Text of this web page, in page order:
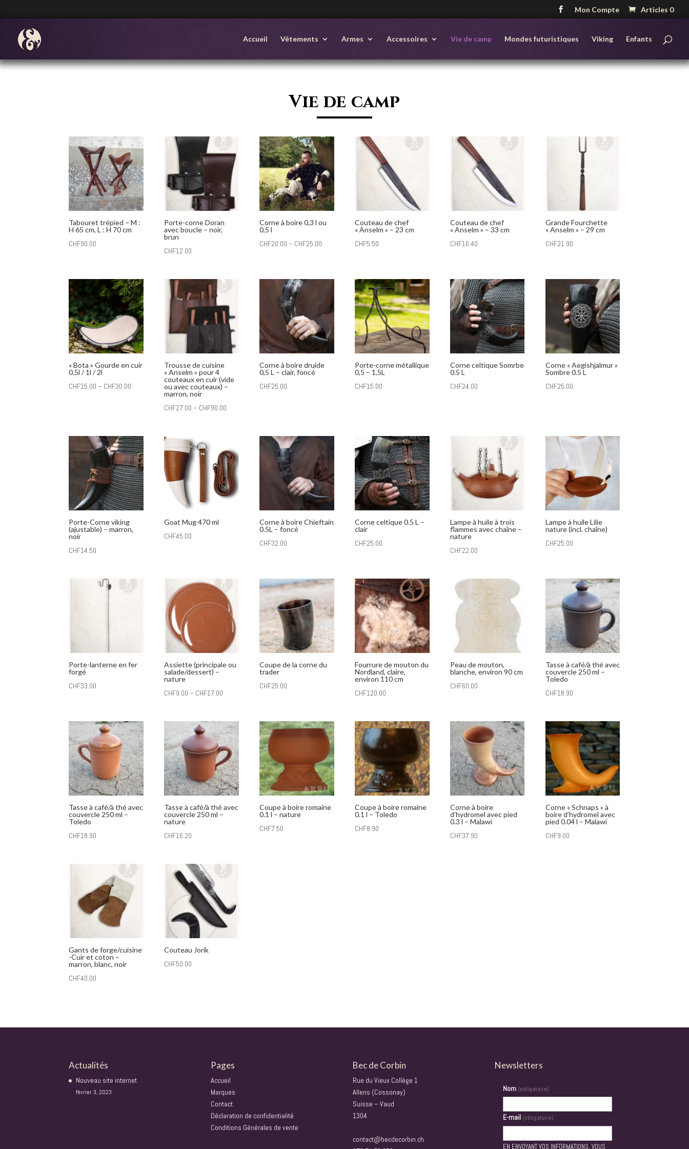
Mon Compte Articles 0
Accueil Vêtements Armes Accessoires Vie de camp Mondes futuristiques Viking Enfants
Vie de camp
Tabouret trépied – M :
H 65 cm, L : H 70 cm
CHF90.00
Porte-corne Doran
avec boucle – noir,
brun
CHF12.00
Corne à boire 0,3 l ou
0,5 l
CHF20.00 – CHF25.00
Couteau de chef
« Anselm » – 23 cm
CHF5.50
Couteau de chef
« Anselm » – 33 cm
CHF16.40
Grande Fourchette
« Anselm » – 29 cm
CHF21.90
« Bota » Gourde en cuir
0.5l / 1l / 2l
CHF15.00 – CHF30.00
Trousse de cuisine
« Anselm » pour 4
couteaux en cuir (vide
ou avec couteaux) –
marron, noir
CHF27.00 – CHF90.00
Corne à boire druide
0,5 L – clair, foncé
CHF25.00
Porte-corne métallique
0,5 – 1,5L
CHF15.00
Corne celtique Somrbe
0.5 L
CHF24.00
Corne « Aegishjalmur »
Sombre 0.5 L
CHF25.00
Porte-Corne viking
(ajustable) – marron,
noir
CHF14.50
Goat Mug 470 ml
CHF45.00
Corne à boire Chieftain
0.5L – foncé
CHF32.00
Corne celtique 0.5 L –
clair
CHF25.00
Lampe à huile à trois
flammes avec chaîne –
nature
CHF22.00
Lampe à huile Lilie
nature (incl. chaîne)
CHF25.00
Porte-lanterne en fer
forgé
CHF33.00
Assiette (principale ou
salade/dessert) –
nature
CHF9.00 – CHF17.00
Coupe de la corne du
trader
CHF25.00
Fourrure de mouton du
Nordland, claire,
environ 110 cm
CHF120.00
Peau de mouton,
blanche, environ 90 cm
CHF60.00
Tasse à café/à thé avec
couvercle 250 ml –
Toledo
CHF18.90
Tasse à café/à thé avec
couvercle 250 ml –
Toledo
CHF18.90
Tasse à café/à thé avec
couvercle 250 ml –
nature
CHF16.20
Coupe à boire romaine
0.1 l – nature
CHF7.50
Coupe à boire romaine
0.1 l – Toledo
CHF8.90
Corne à boire
d’hydromel avec pied
0.3 l – Malawi
CHF37.90
Corne « Schnaps » à
boire d’hydromel avec
pied 0.04 l – Malawi
CHF9.00
Gants de forge/cuisine
-Cuir et coton –
marron, blanc, noir
CHF40.00
Couteau Jorik
CHF50.00
Actualités
Nouveau site internet
février 3, 2023
Pages
Accueil
Marques
Contact
Déclaration de confidentialité
Conditions Générales de vente
Bec de Corbin
Rue du Vieux Collège 1
Allens (Cossonay)
Suisse – Vaud
1304
contact@becdecorbin.ch
Newsletters
Nom (obligatoire)
E-mail (obligatoire)
EN ENVOYANT VOS INFORMATIONS, VOUS